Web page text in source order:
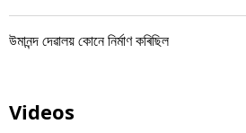
উমানন্দ দেৱালয় কোনে নিৰ্মাণ কৰিছিল
Videos